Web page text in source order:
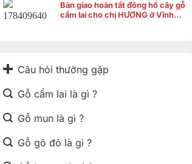
Bàn giao hoàn tất đông hồ cây gỗ
cẩm lai cho chị HƯƠNG ở Vĩnh
Câu hỏi thường gặp
Gỗ cẩm lai là gì ?
Gỗ mun là gì ?
Gỗ gõ đỏ là gì ?